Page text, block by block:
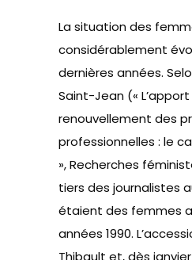
La situation des
considérablement
dernières années.
Saint-Jean («
renouvellement des
professionnelles : le
», Recherches
tiers des journalistes
étaient des femmes
années 1990.
Thibault et, dès